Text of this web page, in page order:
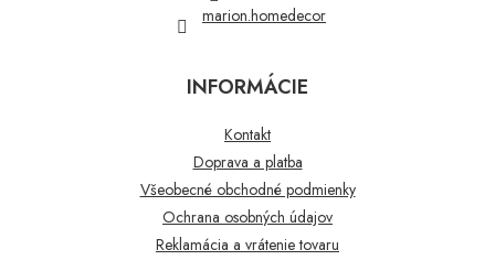
marion.homedecor
INFORMÁCIE
Kontakt
Doprava a platba
Všeobecné obchodné podmienky
Ochrana osobných údajov
Reklamácia a vrátenie tovaru